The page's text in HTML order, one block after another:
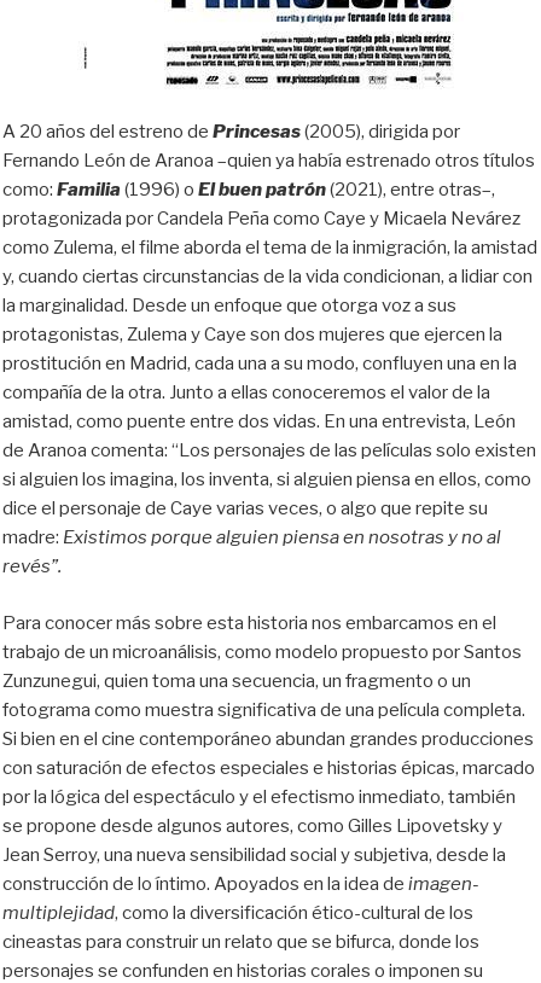
A 20 años del estreno de Princesas(2005), dirigida por
Fernando León de Aranoa –quien ya había estrenado otros títulos
como: Familia (1996) o El buen patrón(2021), entre otras–,
protagonizada por Candela Peña como Caye y Micaela Nevárez
como Zulema, el filme aborda el tema de la inmigración, la amistad
y, cuando ciertas circunstancias de la vida condicionan, a lidiar con
la marginalidad. Desde un enfoque que otorga voz a sus
protagonistas, Zulema y Caye son dos mujeres que ejercen la
prostitución en Madrid, cada una a su modo, confluyen una en la
compañía de la otra. Junto a ellas conoceremos el valor de la
amistad, como puente entre dos vidas. En una entrevista, León
de Aranoa comenta: “Los personajes de las películas solo existen
si alguien los imagina, los inventa, si alguien piensa en ellos, como
dice el personaje de Caye varias veces, o algo que repite su
madre: Existimos porque alguien piensa en nosotras y no al
revés”.
Para conocer más sobre esta historia nos embarcamos en el
trabajo de un microanálisis, como modelo propuesto por Santos
Zunzunegui, quien toma una secuencia, un fragmento o un
fotograma como muestra significativa de una película completa.
Si bien en el cine contemporáneo abundan grandes producciones
con saturación de efectos especiales e historias épicas, marcado
por la lógica del espectáculo y el efectismo inmediato, también
se propone desde algunos autores, como Gilles Lipovetsky y
Jean Serroy, una nueva sensibilidad social y subjetiva, desde la
construcción de lo íntimo. Apoyados en la idea de imagen-
multiplejidad, como la diversificación ético-cultural de los
cineastas para construir un relato que se bifurca, donde los
personajes se confunden en historias corales o imponen su